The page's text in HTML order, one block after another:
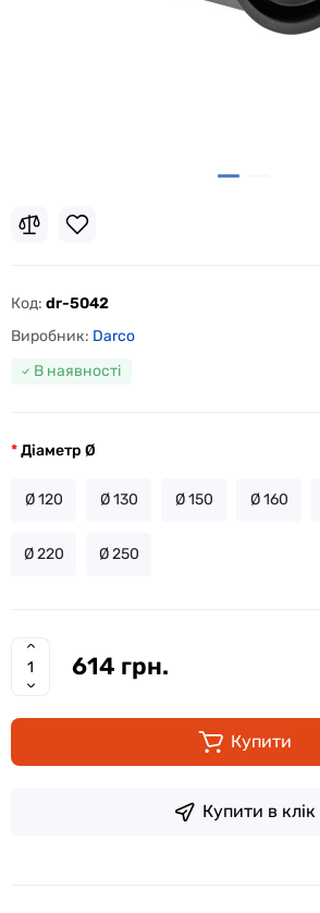
Код: dr-5042
Виробник: Darco
В наявності
Діаметр Ø
Ø 120 Ø 130 Ø 150 Ø 160
Ø 220 Ø 250
614 грн.
Купити
Купити в клік